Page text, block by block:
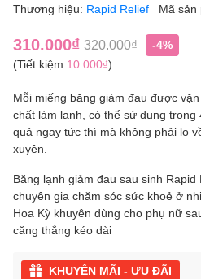
Thương hiệu: Rapid Relief Mã sản
310.000₫ 320.000₫
-4%
(Tiết kiệm 10.000₫)
Mỗi miếng băng giảm đau được
chất làm lạnh, có thể sử dụng trong
quả ngay tức thì mà không phải lo
xuyên.
Băng lạnh giảm đau sau sinh
chuyên gia chăm sóc sức khoẻ ở
Hoa Kỳ khuyên dùng cho phụ nữ
căng thẳng kéo dài
KHUYẾN MÃI - ƯU ĐÃI